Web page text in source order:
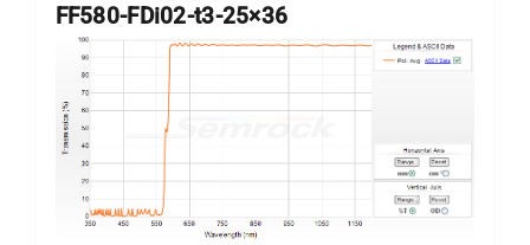
FF580-FDi02-t3-25×36